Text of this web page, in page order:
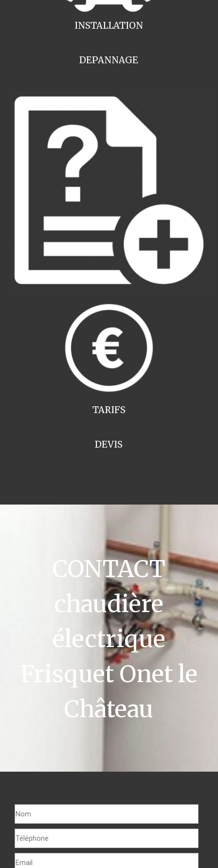
INSTALLATION
DEPANNAGE
TARIFS
DEVIS
CONTACT
chaudière
électrique
Frisquet Onet le
Château